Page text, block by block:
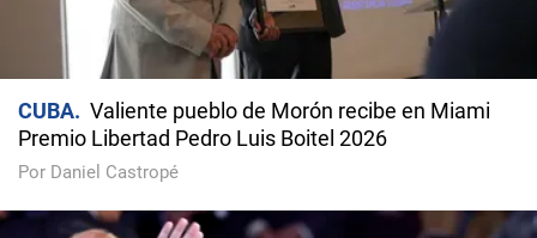
CUBA
Valiente pueblo de Morón recibe en Miami
Premio Libertad Pedro Luis Boitel 2026
Por Daniel Castropé